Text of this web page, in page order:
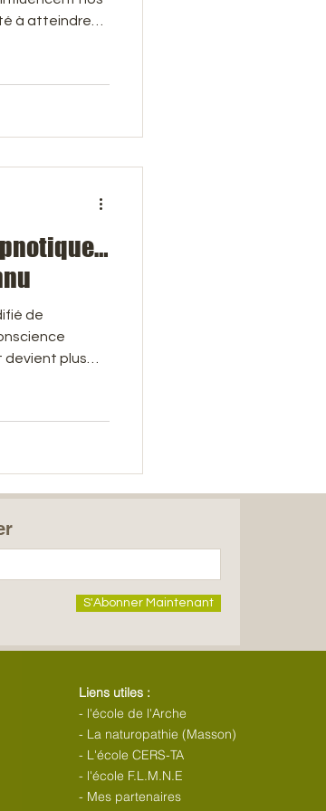
à atteindre
dans notre
de
devient plus
à la fois. De
S'Abonner Maintenant
Liens utiles :
- l'école de l'Arche
- La naturopathie (Masson)
- L'école CERS-TA
- l'école F.L.M.N.E
- Mes partenaires